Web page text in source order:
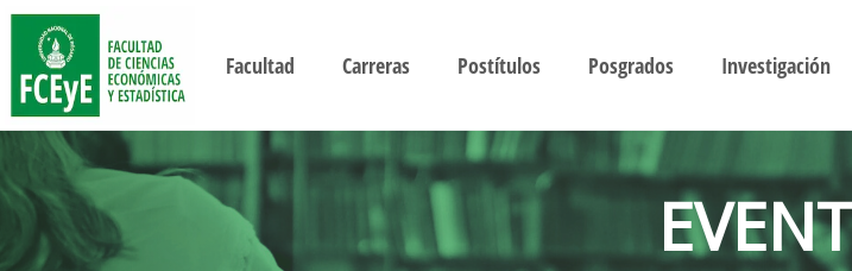
Facultad Carreras Postítulos Posgrados Investigación